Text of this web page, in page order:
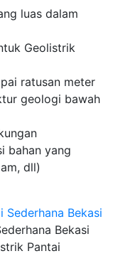
luas dalam
Geolistrik
ratusan meter
geologi bawah
bahan yang
dll)
Bekasi
Pantai